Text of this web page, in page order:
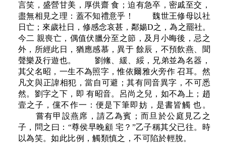
言笑，盛營甘美，厚供齋 食；迫有急卒，密戚至交，
盡無相見之理：蓋不知禮意乎！ 魏世王修母以社
日亡；來歲社日，修感念哀甚，鄰婸D之，為之罷社。
今二 親喪亡，偶值伏臘分至之節，及月小晦後，忌之
外，所經此日，猶應感慕，異于 餘辰，不預飲燕、聞
聲樂及行遊也。 劉絛、緩、綏，兄弟並為名器，
其父名昭，一生不為照字，惟依爾雅火旁作 召耳。然
凡文與正諱相犯，當自可避；其有同音異字，不可悉
然。劉字之下，即 有昭音。呂尚之兒，如不為上；趙
壹之子，儻不作一：便是下筆即妨，是書皆觸 也。
嘗有甲設燕席，請乙為賓；而旦於公庭見乙之
子，問之曰：“尊侯早晚顧 宅？”乙子稱其父已往。時
以為笑。如此比例，觸類慎之，不可陷於輕脫。